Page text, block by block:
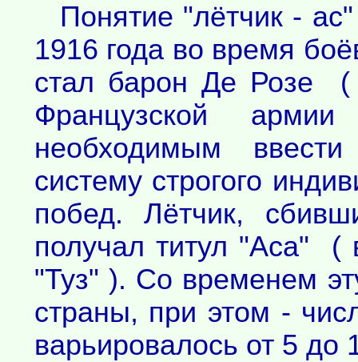
Понятие "лётчик -
1916 года во время
стал барон Де Розе (
Французской
необходимым
систему строгого
побед. Лётчик,
получал титул "Аса" (
"Туз" ). Со временем
страны, при этом -
варьировалось от 5 до